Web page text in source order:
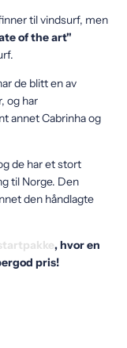
til vindsurf, men
of the art"
de blitt en av
og har
annet Cabrinha og
de har et stort
til Norge. Den
den håndlagte
, hvor en
pris!